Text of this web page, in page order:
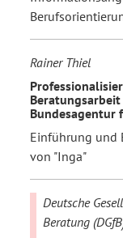
Rainer Thiel
Bundesagentur
Einführung und
von "Inga"
Deutsche
Beratung